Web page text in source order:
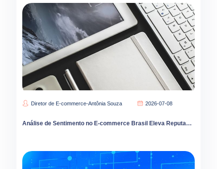
Diretor de E-commerce-Antônia Souza 2026-07-08
Análise de Sentimento no E-commerce Brasil Eleva Reputação de Marca